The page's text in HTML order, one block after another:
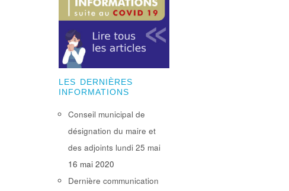
LES DERNIÈRES
INFORMATIONS
Conseil municipal de
désignation du maire et
des adjoints lundi 25 mai
16 mai 2020
Dernière communication